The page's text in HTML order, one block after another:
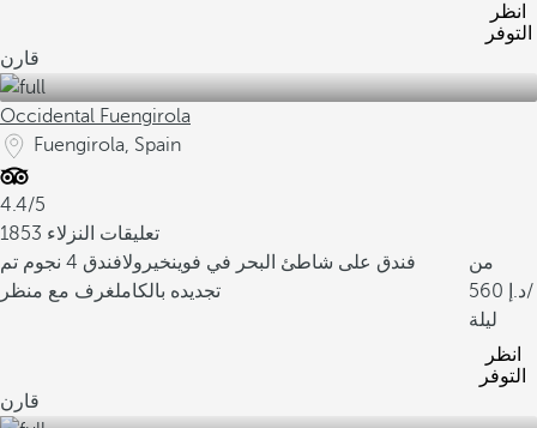
انظر
التوفر
قارن
Occidental Fuengirola
Fuengirola, Spain
4.4/5
1853 تعليقات النزلاء
فندق على شاطئ البحر في فوينخيرولا
فندق 4 نجوم تم
تجديده بالكاملغرف مع منظر
من
560
/
ليلة
انظر
التوفر
قارن